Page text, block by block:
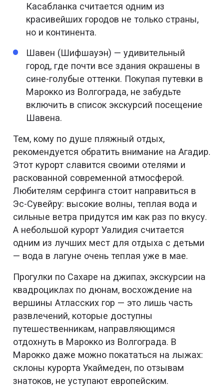
Касабланка считается одним из
красивейших городов не только страны,
но и континента.
Шавен (Шифшауэн) — удивительный
город, где почти все здания окрашены в
сине-голубые оттенки. Покупая путевки в
Марокко из Волгограда, не забудьте
включить в список экскурсий посещение
Шавена.
Тем, кому по душе пляжный отдых,
рекомендуется обратить внимание на Агадир.
Этот курорт славится своими отелями и
раскованной современной атмосферой.
Любителям серфинга стоит направиться в
Эс-Сувейру: высокие волны, теплая вода и
сильные ветра придутся им как раз по вкусу.
А небольшой курорт Уалидия считается
одним из лучших мест для отдыха с детьми
— вода в лагуне очень теплая уже в мае.
Прогулки по Сахаре на джипах, экскурсии на
квадроциклах по дюнам, восхождение на
вершины Атласских гор — это лишь часть
развлечений, которые доступны
путешественникам, направляющимся
отдохнуть в Марокко из Волгограда. В
Марокко даже можно покататься на лыжах:
склоны курорта Укаймеден, по отзывам
знатоков, не уступают европейским.